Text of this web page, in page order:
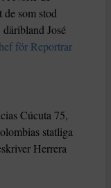
de som stod
José
för Reportrar
Cúcuta 75,
statliga
Herrera